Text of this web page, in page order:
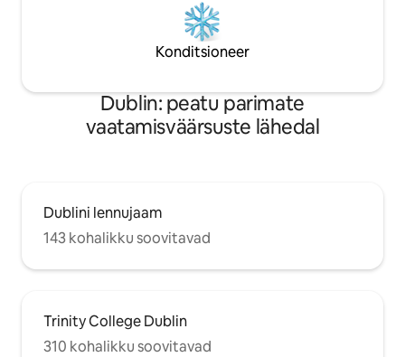
Konditsioneer
Dublin: peatu parimate
vaatamisväärsuste lähedal
Dublini lennujaam
143 kohalikku soovitavad
Trinity College Dublin
310 kohalikku soovitavad